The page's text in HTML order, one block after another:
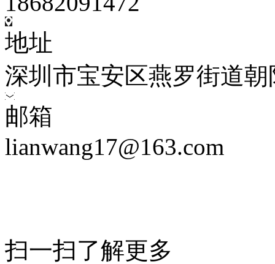
地址
深圳市宝安区燕罗街道
邮箱
lianwang17@163.com
扫一扫了解更多